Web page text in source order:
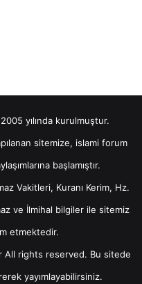
yılında kurulmuştur.
sitemize, islami forum
başlamıştır.
Vakitleri, Kuranı Kerim, Hz.
ve İlmihal bilgiler ile sitemiz
etmektedir.
rights reserved. Bu sitede
yayımlayabilirsiniz.